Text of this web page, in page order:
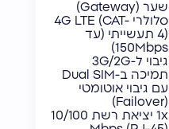
שער (Gateway)
סלולרי 4G LTE (CAT-
4) תעשייתי (עד
150Mbps)
גיבוי ל-3G/2G
תמיכה ב-Dual SIM
עם גיבוי אוטומטי
(Failover)
1x יציאת רשת 10/100